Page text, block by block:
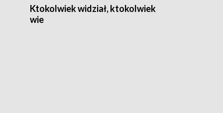
Ktokolwiek widział, ktokolwiek
wie